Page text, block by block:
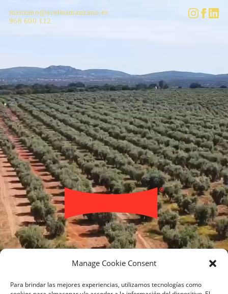
Manage Cookie Consent
Para brindar las mejores experiencias, utilizamos tecnologías como
manzano@aceitesmanzano.es
968 600 112